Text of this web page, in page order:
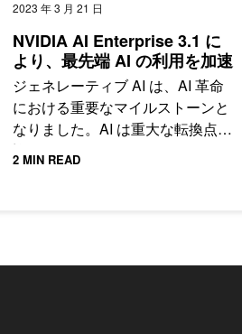
2023 年 3 月 21 日
NVIDIA AI Enterprise 3.1 に
より、最先端 AI の利用を加速
ジェネレーティブ AI は、AI 革命
における重要なマイルストーンと
なりました。AI は重大な転換点を
迎えており、
2 MIN READ